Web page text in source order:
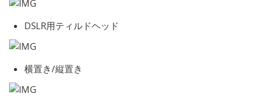
DSLR用ティルドヘッド
横置き/縦置き